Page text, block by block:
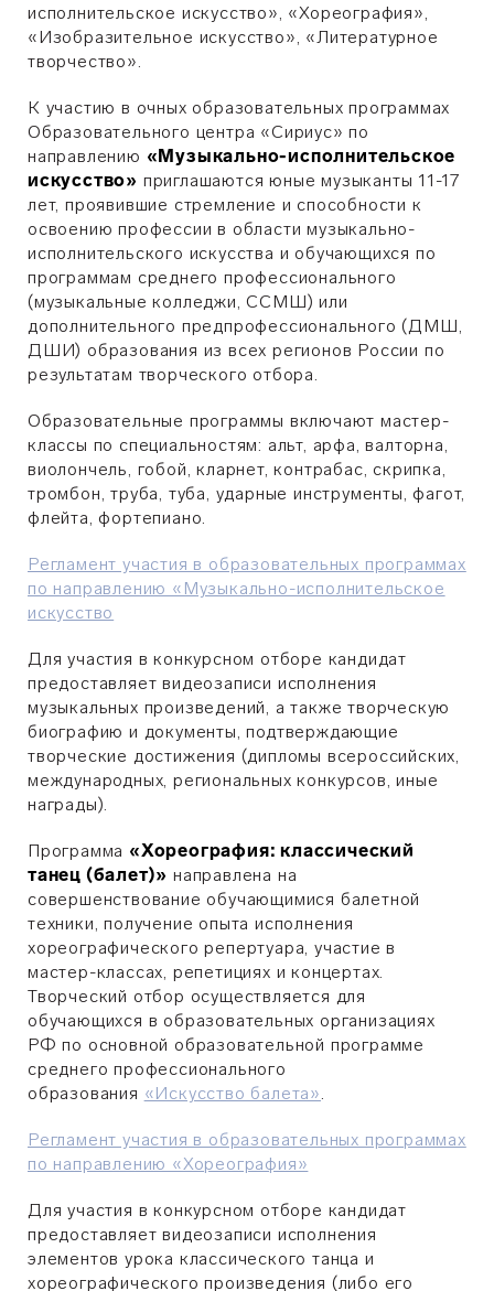
исполнительское искусство», «Хореография»,
«Изобразительное искусство», «Литературное
творчество».
К участию в очных образовательных программах
Образовательного центра «Сириус» по
направлению «Музыкально-исполнительское
искусство» приглашаются юные музыканты 11-17
лет, проявившие стремление и способности к
освоению профессии в области музыкально-
исполнительского искусства и обучающихся по
программам среднего профессионального
(музыкальные колледжи, ССМШ) или
дополнительного предпрофессионального (ДМШ,
ДШИ) образования из всех регионов России по
результатам творческого отбора.
Образовательные программы включают мастер-
классы по специальностям: альт, арфа, валторна,
виолончель, гобой, кларнет, контрабас, скрипка,
тромбон, труба, туба, ударные инструменты, фагот,
флейта, фортепиано.
Регламент участия в образовательных программах
по направлению «Музыкально-исполнительское
искусство
Для участия в конкурсном отборе кандидат
предоставляет видеозаписи исполнения
музыкальных произведений, а также творческую
биографию и документы, подтверждающие
творческие достижения (дипломы всероссийских,
международных, региональных конкурсов, иные
награды).
Программа «Хореография: классический
танец (балет)» направлена на
совершенствование обучающимися балетной
техники, получение опыта исполнения
хореографического репертуара, участие в
мастер-классах, репетициях и концертах.
Творческий отбор осуществляется для
обучающихся в образовательных организациях
РФ по основной образовательной программе
среднего профессионального
образования «Искусство балета».
Регламент участия в образовательных программах
по направлению «Хореография»
Для участия в конкурсном отборе кандидат
предоставляет видеозаписи исполнения
элементов урока классического танца и
хореографического произведения (либо его